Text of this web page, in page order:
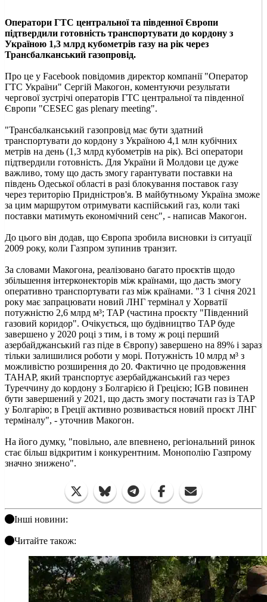
Оператори ГТС центральної та південної Європи
підтвердили готовність транспортувати до кордону з
Україною 1,3 млрд кубометрів газу на рік через
Трансбалканський газопровід.
Про це у Facebook повідомив директор компанії "Оператор
ГТС України" Сергій Макогон, коментуючи результати
чергової зустрічі операторів ГТС центральної та південної
Європи "CESEC gas plenary meeting".
"Трансбалканський газопровід має бути здатний
транспортувати до кордону з Україною 4,1 млн кубічних
метрів на день (1,3 млрд кубометрів на рік). Всі оператори
підтвердили готовність. Для України й Молдови це дуже
важливо, тому що дасть змогу гарантувати поставки на
південь Одеської області в разі блокування поставок газу
через територію Придністров'я. В майбутньому Україна зможе
за цим маршрутом отримувати каспійський газ, коли такі
поставки матимуть економічний сенс", - написав Макогон.
До цього він додав, що Європа зробила висновки із ситуації
2009 року, коли Газпром зупинив транзит.
За словами Макогона, реалізовано багато проєктів щодо
збільшення інтерконекторів між країнами, що дасть змогу
оперативно транспортувати газ між країнами. "З 1 січня 2021
року має запрацювати новий ЛНГ термінал у Хорватії
потужністю 2,6 млрд м³; ТАР (частина проєкту "Південний
газовий коридор". Очікується, що будівництво TAP буде
завершено у 2020 році з тим, і в тому ж році перший
азербайджанський газ піде в Європу) завершено на 89% і зараз
тільки залишилися роботи у морі. Потужність 10 млрд м³ з
можливістю розширення до 20. Фактично це продовження
ТАНАР, який транспортує азербайджанський газ через
Туреччину до кордону з Болгарією й Грецією; IGB повинен
бути завершений у 2021, що дасть змогу постачати газ із ТАР
у Болгарію; в Греції активно розвивається новий проєкт ЛНГ
терміналу", - уточнив Макогон.
На його думку, "повільно, але впевнено, регіональний ринок
стає більш відкритим і конкурентним. Монополію Газпрому
значно знижено".
Інші новини:
Читайте також: